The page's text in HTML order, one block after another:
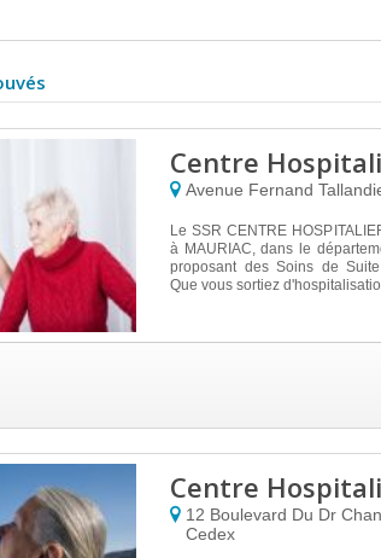
Centre
Avenue Fernand
Le SSR CENTRE
à MAURIAC, dans le
proposant des Soins de
Que vous sortiez
Centre
12 Boulevard Du Dr
Cedex